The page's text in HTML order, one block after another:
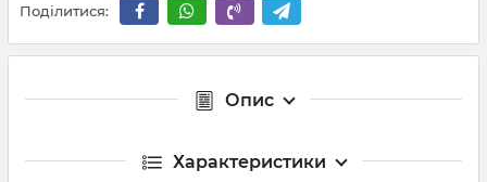
Поділитися:
Опис
Характеристики